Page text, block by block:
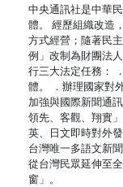
中央通訊社是中華
體。 經歷組織改造
方式經營；隨著民
例」改制為財團法
行三大法定任務：
體。 ．辦理國家對
加強與國際新聞通
領先、客觀、翔實
英、日文即時對外
台灣唯一多語文新
從台灣民眾延伸至
窗」。